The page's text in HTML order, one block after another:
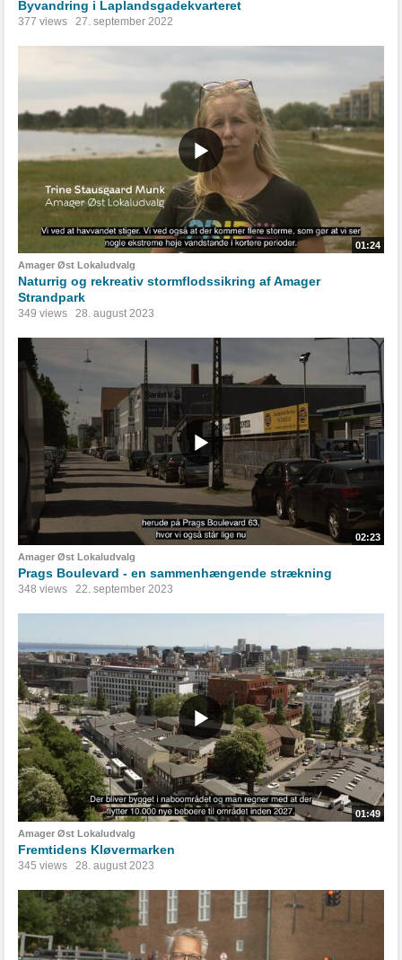
Byvandring i Laplandsgadekvarteret
377 views 27. september 2022
01:24
Amager Øst Lokaludvalg
Naturrig og rekreativ stormflodssikring af Amager
Strandpark
349 views 28. august 2023
02:23
Amager Øst Lokaludvalg
Prags Boulevard - en sammenhængende strækning
348 views 22. september 2023
01:49
Amager Øst Lokaludvalg
Fremtidens Kløvermarken
345 views 28. august 2023